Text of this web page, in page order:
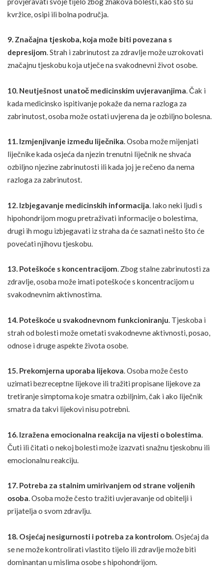
kvržice, osipi ili bolna područja.
9. Značajna tjeskoba, koja može biti povezana s
depresijom. Strah i zabrinutost za zdravlje može uzrokovati
značajnu tjeskobu koja utječe na svakodnevni život osobe.
10. Neutješnost unatoč medicinskim uvjeravanjima. Čak i
kada medicinsko ispitivanje pokaže da nema razloga za
zabrinutost, osoba može ostati uvjerena da je ozbiljno bolesna.
11. Izmjenjivanje između liječnika. Osoba može mijenjati
liječnike kada osjeća da njezin trenutni liječnik ne shvaća
ozbiljno njezine zabrinutosti ili kada joj je rečeno da nema
razloga za zabrinutost.
12. Izbjegavanje medicinskih informacija. Iako neki ljudi s
hipohondrijom mogu pretraživati informacije o bolestima,
drugi ih mogu izbjegavati iz straha da će saznati nešto što će
povećati njihovu tjeskobu.
13. Poteškoće s koncentracijom. Zbog stalne zabrinutosti za
zdravlje, osoba može imati poteškoće s koncentracijom u
svakodnevnim aktivnostima.
14. Poteškoće u svakodnevnom funkcioniranju. Tjeskoba i
strah od bolesti može ometati svakodnevne aktivnosti, posao,
odnose i druge aspekte života osobe.
15. Prekomjerna uporaba lijekova. Osoba može često
uzimati bezreceptne lijekove ili tražiti propisane lijekove za
tretiranje simptoma koje smatra ozbiljnim, čak i ako liječnik
smatra da takvi lijekovi nisu potrebni.
16. Izražena emocionalna reakcija na vijesti o bolestima.
Čuti ili čitati o nekoj bolesti može izazvati snažnu tjeskobnu ili
emocionalnu reakciju.
17. Potreba za stalnim umirivanjem od strane voljenih
osoba. Osoba može često tražiti uvjeravanje od obitelji i
prijatelja o svom zdravlju.
18. Osjećaj nesigurnosti i potreba za kontrolom. Osjećaj da
se ne može kontrolirati vlastito tijelo ili zdravlje može biti
dominantan u mislima osobe s hipohondrijom.